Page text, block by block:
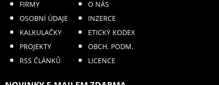
FIRMY
OSOBNÍ ÚDAJE
KALKULAČKY
PROJEKTY
RSS ČLÁNKŮ
O NÁS
INZERCE
ETICKÝ KODEX
OBCH. PODM.
LICENCE